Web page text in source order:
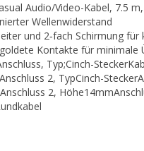
Audio/Video-Kabel, 7.5
Wellenwiderstand
und 2‐fach Schirmung für
Kontakte für minimale
Typ;Cinch-
2, TypCinch-
2,